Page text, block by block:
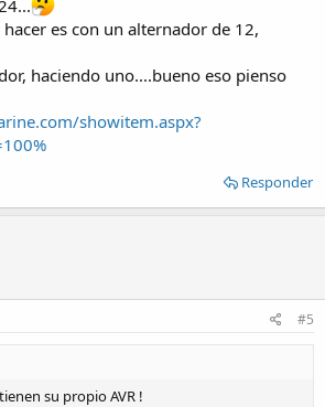
es con un alternador de 12,
haciendo uno....bueno eso pienso
showitem.aspx?
Responder
#5
su propio AVR !